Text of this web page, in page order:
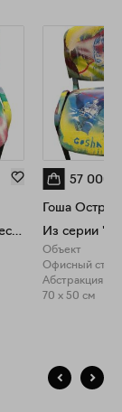
Из серии "Космический офис"
57 000
Гоша
Объект
Офисный стул,
Абстракция
70 x 50 см